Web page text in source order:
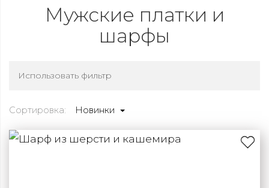
Мужские платки и
шарфы
Использовать фильтр
Сортировка: Новинки